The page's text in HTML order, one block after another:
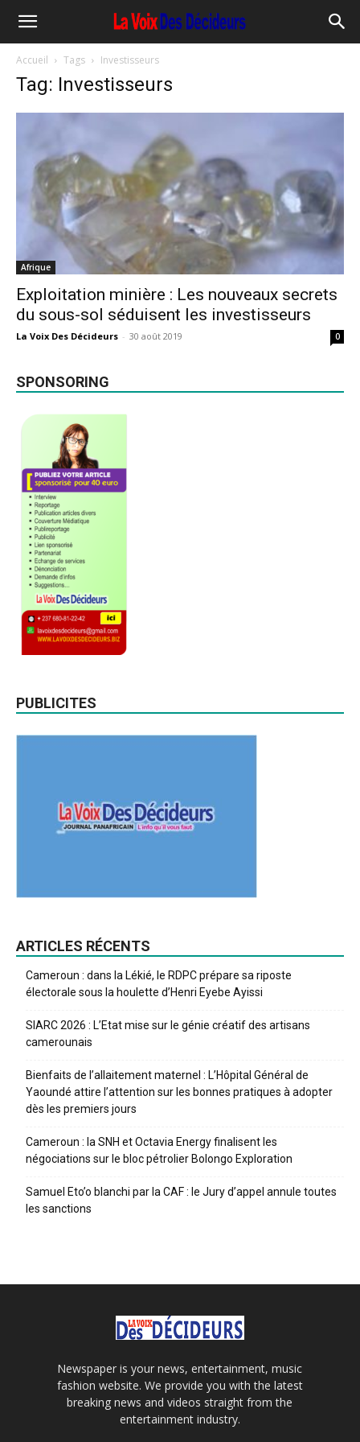
Accueil Tags Investisseurs
Tag: Investisseurs
Afrique
Exploitation minière : Les nouveaux secrets
du sous-sol séduisent les investisseurs
La Voix Des Décideurs - 30 août 2019 0
SPONSORING
PUBLICITES
ARTICLES RÉCENTS
Cameroun : dans la Lékié, le RDPC prépare sa riposte
électorale sous la houlette d’Henri Eyebe Ayissi
SIARC 2026 : L’Etat mise sur le génie créatif des artisans
camerounais
Bienfaits de l’allaitement maternel : L’Hôpital Général de
Yaoundé attire l’attention sur les bonnes pratiques à adopter
dès les premiers jours
Cameroun : la SNH et Octavia Energy finalisent les
négociations sur le bloc pétrolier Bolongo Exploration
Samuel Eto’o blanchi par la CAF : le Jury d’appel annule toutes
les sanctions
Newspaper is your news, entertainment, music
fashion website. We provide you with the latest
breaking news and videos straight from the
entertainment industry.